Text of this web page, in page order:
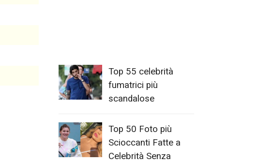
Top 55 celebrità
fumatrici più
scandalose
Top 50 Foto più
Scioccanti Fatte a
Celebrità Senza